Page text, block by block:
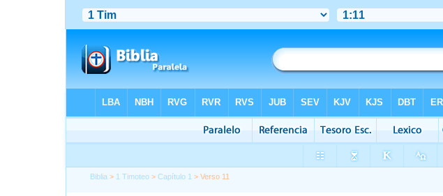
Biblia > 1 Timoteo >Capítulo 1 > Verso 11